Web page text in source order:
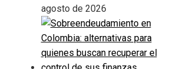
agosto de 2026